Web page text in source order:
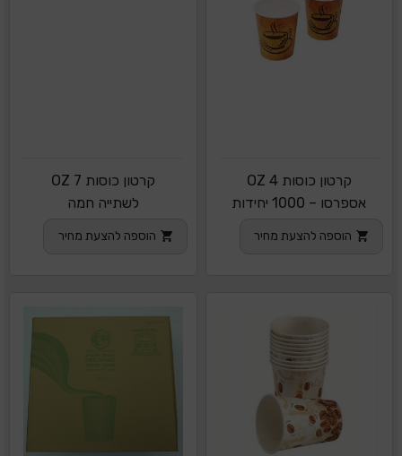
קרטון כוסות 4 OZ
אספרסו – 1000 יחידות
הוספה להצעת מחיר
קרטון כוסות 7 OZ
לשתייה חמה
הוספה להצעת מחיר